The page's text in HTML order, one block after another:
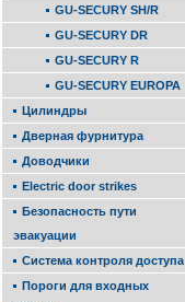
GU-SECURY SH/R
GU-SECURY DR
GU-SECURY R
GU-SECURY EUROPA
Цилиндры
Дверная фурнитура
Доводчики
Electric door strikes
Безопасность пути
эвакуации
Система контроля доступа
Пороги для входных